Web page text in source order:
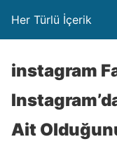
Her Türlü İçerik
instagram
Ait